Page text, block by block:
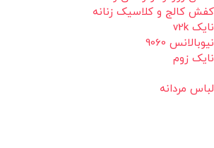
کفش کالج و کلاسیک زنانه
نایک v2k
نیوبالانس 9060
نایک زوم
لباس مردانه